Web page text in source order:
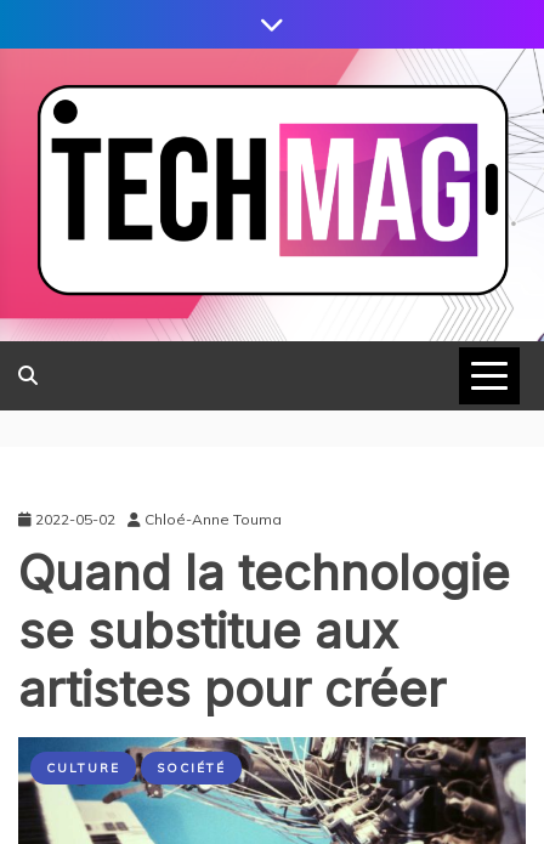
2022-05-02 Chloé-Anne Touma
Quand la technologie
se substitue aux
artistes pour créer
CULTURE SOCIÉTÉ